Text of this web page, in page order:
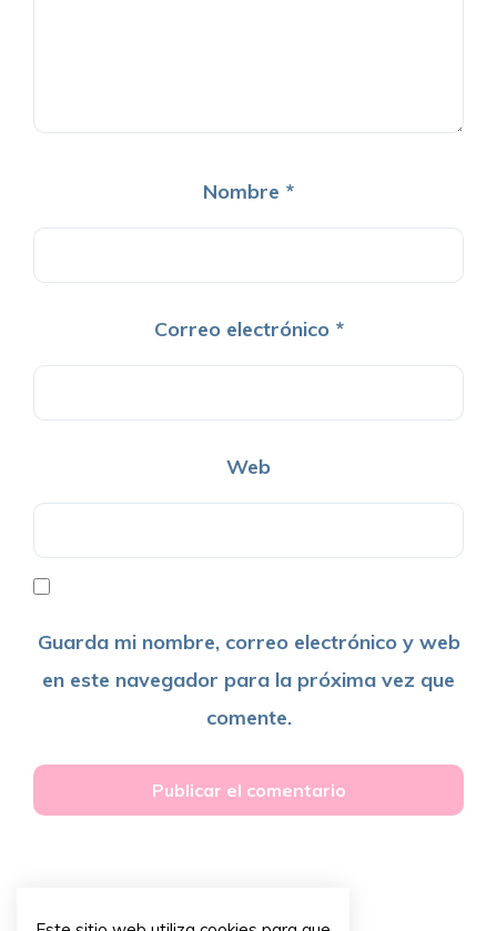
Nombre *
Correo electrónico *
Web
Guarda mi nombre, correo electrónico y web
en este navegador para la próxima vez que
comente.